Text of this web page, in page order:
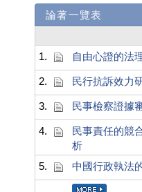
論著一覽表
1.
自由心證的法
2. 民行抗訴效力
3. 民事檢察證據
4.
民事責任的競
析
5.
中國行政執法